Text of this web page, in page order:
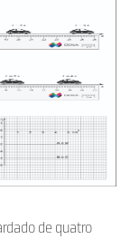
de quatro